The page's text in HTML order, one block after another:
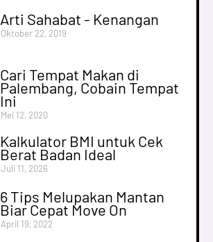
Arti Sahabat - Kenangan
Oktober 22, 2019
Cari Tempat Makan di
Palembang, Cobain Tempat
Ini
Mei 12, 2020
Kalkulator BMI untuk Cek
Berat Badan Ideal
Juli 11, 2026
6 Tips Melupakan Mantan
Biar Cepat Move On
April 19, 2022